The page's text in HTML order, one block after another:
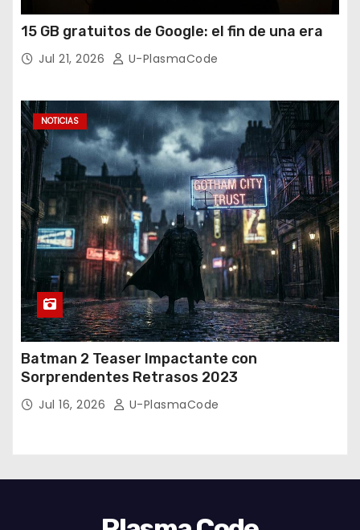
15 GB gratuitos de Google: el fin de una era
Jul 21, 2026 U-PlasmaCode
NOTICIAS
Batman 2 Teaser Impactante con
Sorprendentes Retrasos 2023
Jul 16, 2026 U-PlasmaCode